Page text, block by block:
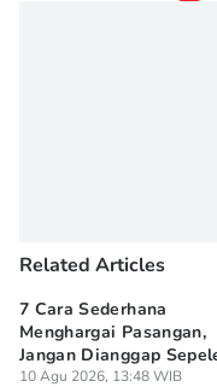
Related Articles
7 Cara Sederhana
Menghargai Pasangan,
Jangan Dianggap
10 Agu 2026, 13:48 WIB